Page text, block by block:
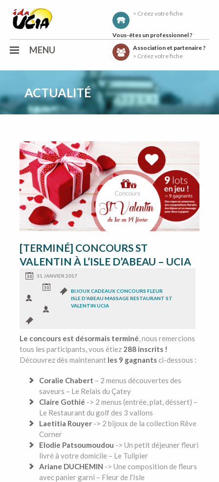
Association et partenaire ?
> Créez votre fiche
Vous-êtes un professionnel ?
> Créez votre fiche
MENU
ACTUALITÉ
[TERMINÉ] CONCOURS ST
VALENTIN À L’ISLE D’ABEAU – UCIA
31 JANVIER 2017
BIJOUXCADEAUXCONCOURSFLEUR
ISLE D'ABEAUMASSAGERESTAURANTST
VALENTINUCIA
Le concours est désormais terminé , nous remercions
tous les participants, vous étiez 288 inscrits !
Découvrez dès maintenant les 9 gagnantsci-dessous :
Coralie Chabert – 2 menus découvertes des
saveurs – Le Relais du Çatey
Claire Gothié -> 2 menus (entrée, plat, déssert) –
Le Restaurant du golf des 3 vallons
Laetitia Rouyer -> 2 bijoux de la collection Rêve
Corner
Elodie Patsoumoudou -> Un petit déjeuner fleuri
livré à votre domicile – Le Tulipier
Ariane DUCHEMIN -> Une composition de fleurs
avec panier garni – Fleur de l’Isle